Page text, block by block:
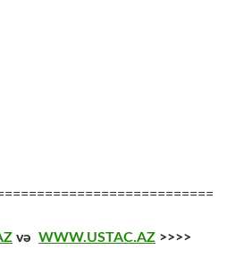
və WWW.USTAC.AZ >>>>